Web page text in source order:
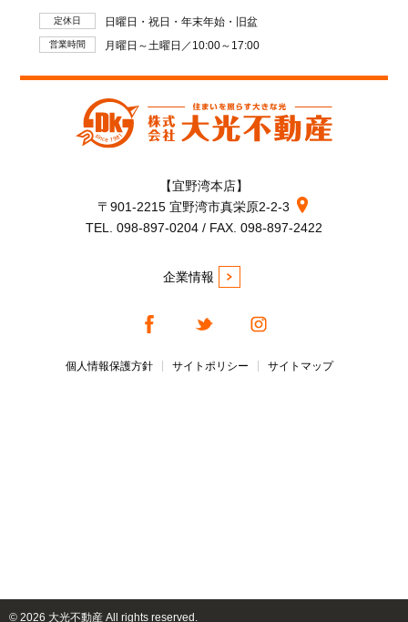
定休日 日曜日・祝日・年末年始・旧盆
営業時間 月曜日～土曜日／10:00～17:00
【宜野湾本店】
〒901-2215 宜野湾市真栄原2-2-3
TEL. 098-897-0204 / FAX. 098-897-2422
企業情報
個人情報保護方針 サイトポリシー サイトマップ
© 2026 大光不動産 All rights reserved.